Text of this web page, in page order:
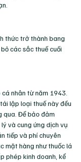
thức trở thành bang
các sắc thuế cuối
nhân từ năm 1943.
lập loại thuế này đều
qua. Để bảo đảm
và cung ứng dịch vụ
tiếp và phí chuyên
mặt hàng như thuốc lá
phép kinh doanh, kể